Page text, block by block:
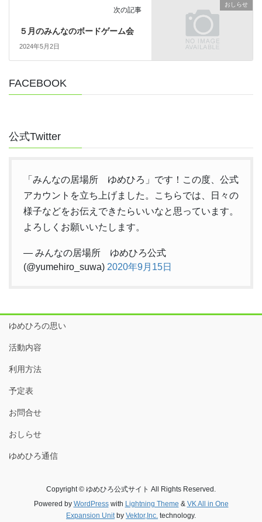
おしらせ
次の記事
５月のみんなのボードゲーム会
2024年5月2日
FACEBOOK
公式Twitter
「みんなの居場所 ゆめひろ」です！この度、公式
アカウントを立ち上げました。こちらでは、日々の
様子などをお伝えできたらいいなと思っています。
よろしくお願いいたします。
— みんなの居場所 ゆめひろ公式
(@yumehiro_suwa) 2020年9月15日
ゆめひろの思い
活動内容
利用方法
予定表
お問合せ
おしらせ
ゆめひろ通信
Copyright © ゆめひろ公式サイト All Rights Reserved.
Powered by WordPresswith Lightning Theme & VK All in One
Expansion Unitby Vektor,Inc. technology.